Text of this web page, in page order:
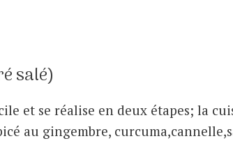
salé)
et se réalise en deux étapes; la
au gingembre,